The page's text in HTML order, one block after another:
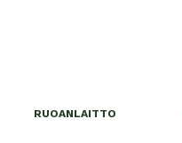
RUOANLAITTO